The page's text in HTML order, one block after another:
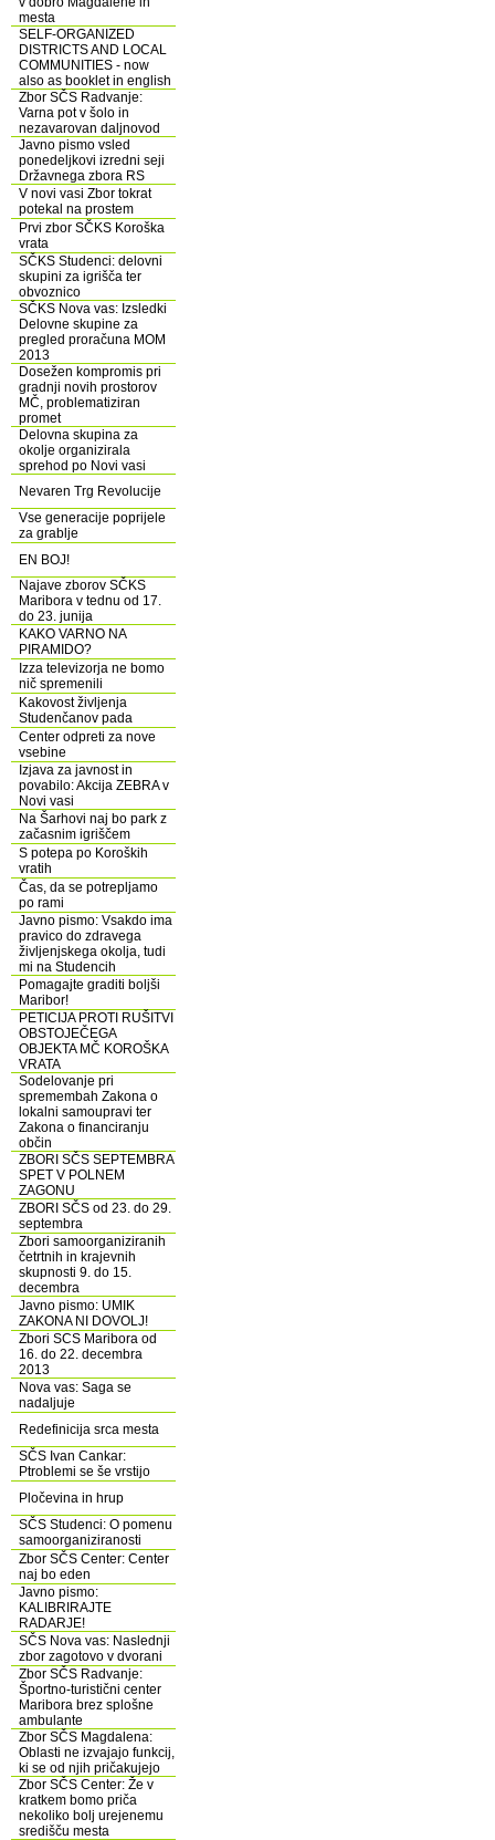
mesta
SELF-ORGANIZED
DISTRICTS AND LOCAL
COMMUNITIES - now
also as booklet in english
Zbor SČS Radvanje:
Varna pot v šolo in
nezavarovan daljnovod
Javno pismo vsled
ponedeljkovi izredni seji
Državnega zbora RS
V novi vasi Zbor tokrat
potekal na prostem
Prvi zbor SČKS Koroška
vrata
SČKS Studenci: delovni
skupini za igrišča ter
obvoznico
SČKS Nova vas: Izsledki
Delovne skupine za
pregled proračuna MOM
2013
Dosežen kompromis pri
gradnji novih prostorov
MČ, problematiziran
promet
Delovna skupina za
okolje organizirala
sprehod po Novi vasi
Nevaren Trg Revolucije
Vse generacije poprijele
za grablje
EN BOJ!
Najave zborov SČKS
Maribora v tednu od 17.
do 23. junija
KAKO VARNO NA
PIRAMIDO?
Izza televizorja ne bomo
nič spremenili
Kakovost življenja
Studenčanov pada
Center odpreti za nove
vsebine
Izjava za javnost in
povabilo: Akcija ZEBRA v
Novi vasi
Na Šarhovi naj bo park z
začasnim igriščem
S potepa po Koroških
vratih
Čas, da se potrepljamo
po rami
Javno pismo: Vsakdo ima
pravico do zdravega
življenjskega okolja, tudi
mi na Studencih
Pomagajte graditi boljši
Maribor!
PETICIJA PROTI RUŠITVI
OBSTOJEČEGA
OBJEKTA MČ KOROŠKA
VRATA
Sodelovanje pri
spremembah Zakona o
lokalni samoupravi ter
Zakona o financiranju
občin
ZBORI SČS SEPTEMBRA
SPET V POLNEM
ZAGONU
ZBORI SČS od 23. do 29.
septembra
Zbori samoorganiziranih
četrtnih in krajevnih
skupnosti 9. do 15.
decembra
Javno pismo: UMIK
ZAKONA NI DOVOLJ!
Zbori SCS Maribora od
16. do 22. decembra
2013
Nova vas: Saga se
nadaljuje
Redefinicija srca mesta
SČS Ivan Cankar:
Ptroblemi se še vrstijo
Pločevina in hrup
SČS Studenci: O pomenu
samoorganiziranosti
Zbor SČS Center: Center
naj bo eden
Javno pismo:
KALIBRIRAJTE
RADARJE!
SČS Nova vas: Naslednji
zbor zagotovo v dvorani
Zbor SČS Radvanje:
Športno-turistični center
Maribora brez splošne
ambulante
Zbor SČS Magdalena:
Oblasti ne izvajajo funkcij,
ki se od njih pričakujejo
Zbor SČS Center: Že v
kratkem bomo priča
nekoliko bolj urejenemu
središču mesta